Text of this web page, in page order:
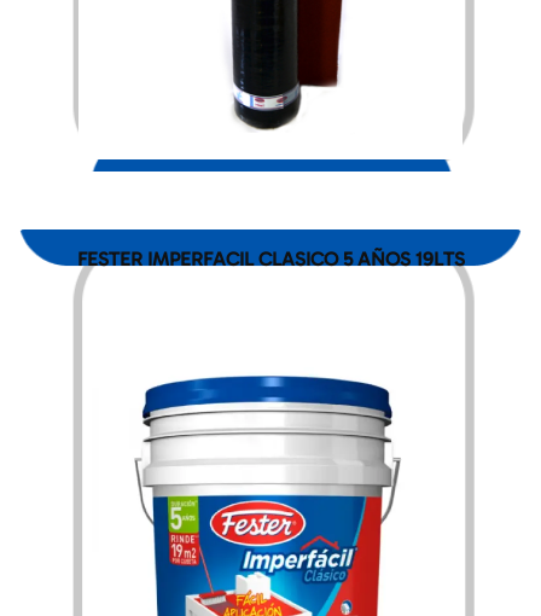
1,680.00
FESTER IMPERFACIL CLASICO 5 AÑOS 19LTS